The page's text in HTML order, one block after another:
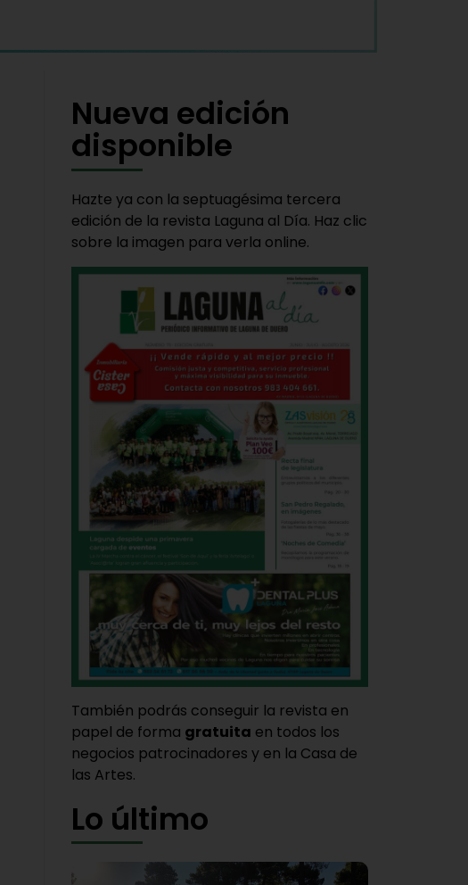
Nueva edición
disponible
Hazte ya con la septuagésima tercera
edición de la revista Laguna al Día. Haz clic
sobre la imagen para verla online.
También podrás conseguir la revista en
papel de forma gratuita en todos los
negocios patrocinadores y en la Casa de
las Artes.
Lo último